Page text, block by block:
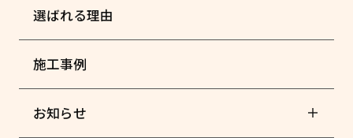
選ばれる理由
施工事例
お知らせ